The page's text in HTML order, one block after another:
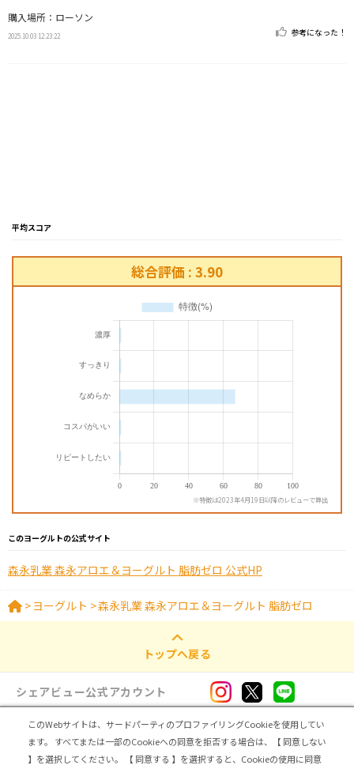
購入場所：ローソン
2025.10.03 12:23:22 参考になった！
平均スコア
総合評価 : 3.90
※特徴は2023年4月19日以降のレビューで算出
このヨーグルトの公式サイト
森永乳業 森永アロエ＆ヨーグルト 脂肪ゼロ 公式HP
> ヨーグルト >森永乳業 森永アロエ＆ヨーグルト 脂肪ゼロ
トップへ戻る
シェアビュー公式アカウント
ログイン・新規登録
トップ | シェアビューとは レビュアー向け シェアビューインタビュー | カテゴリ一覧
このWebサイトは、サードパーティのプロファイリングCookieを使用してい
ます。
すべてまたは一部のCookieへの同意を拒否する場合は、【 同意しない
】を選択してください。
【 同意する 】を選択すると、Cookieの使用に同意